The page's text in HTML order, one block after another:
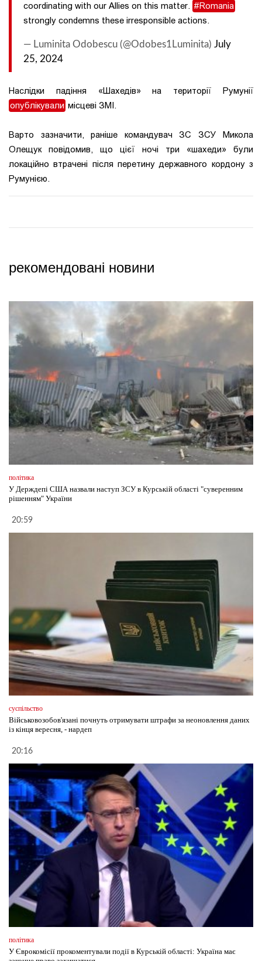
coordinating with our Allies on this matter. #Romania
strongly condemns these irresponsible actions.
— Luminita Odobescu (@Odobes1Luminita) July
25, 2024
Наслідки падіння «Шахедів» на території Румунії
опублікували місцеві ЗМІ.
Варто зазначити, раніше командувач ЗС ЗСУ Микола
Олещук повідомив, що цієї ночі три «шахеди» були
локаційно втрачені після перетину державного кордону з
Румунією.
рекомендовані новини
політика
У Держдепі США назвали наступ ЗСУ в Курській області "суверенним
рішенням" України
20:59
суспільство
Військовозобов'язані почнуть отримувати штрафи за неоновлення даних
із кінця вересня, - нардеп
20:16
політика
У Єврокомісії прокоментували події в Курській області: Україна має